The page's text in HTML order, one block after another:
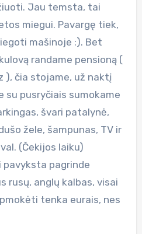
Jau temsta, tai
miegui. Pavargę tiek,
mašinoje :). Bet
randame pensioną (
), čia stojame, už naktį
su pusryčiais sumokame
švari patalynė,
žele, šampunas, TV ir
(Čekijos laiku)
pavyksta pagrinde
rusų, anglų kalbas, visai
tenka eurais, nes